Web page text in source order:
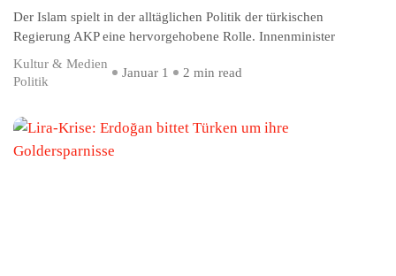
Der Islam spielt in der alltäglichen Politik der türkischen
Regierung AKP eine hervorgehobene Rolle. Innenminister
Kultur & Medien
Politik
Januar 1 2 min read